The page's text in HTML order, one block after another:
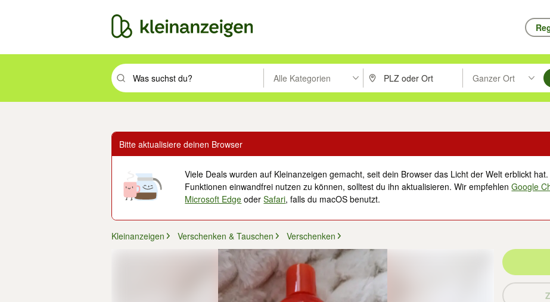
Suchbegriff eingeben. Eingabetaste drücken um zu suchen, oder Vorschläge mit den Pfeiltasten nach oben/unten
Alle Kategorien PLZ oder Ort eingeben. Eingabetaste drücken
Ganzer Ort
Suche im Umkreis
Bitte aktualisiere deinen Browser
Viele Deals wurden auf Kleinanzeigen gemacht, seit dein Browser das Licht der Welt erblickt
Funktionen einwandfrei nutzen zu können, solltest du ihn aktualisieren. Wir empfehlenGoogle
Microsoft Edge oderSafari, falls du macOS benutzt.
Kleinanzeigen Verschenken & Tauschen Verschenken